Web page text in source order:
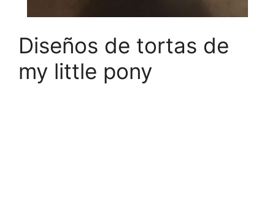
Diseños de tortas de
my little pony